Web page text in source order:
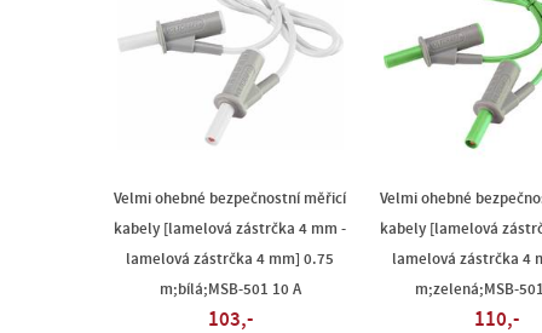
Velmi ohebné bezpečnostní měřicí
kabely [lamelová zástrčka 4 mm -
lamelová zástrčka 4 mm] 0.75
m;bílá;MSB-501 10 A
103,-
Velmi ohebné
kabely [lamelová
lamelová zástrčka 4
m;zelená;MSB-
110,-